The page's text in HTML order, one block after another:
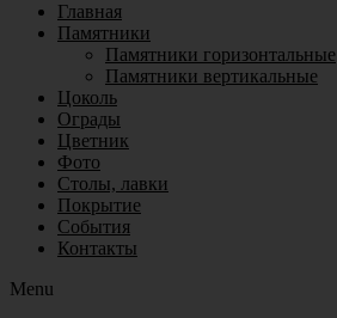
Главная
Памятники
Памятники горизонтальные
Памятники вертикальные
Цоколь
Ограды
Цветник
Фото
Столы, лавки
Покрытие
События
Контакты
Menu